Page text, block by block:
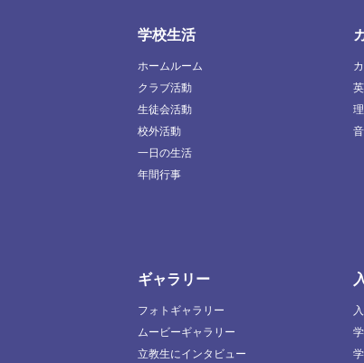
学校生活
ホームルーム
クラブ活動
生徒会活動
校外活動
一日の生活
年間行事
ギャラリー
フォトギャラリー
ムービーギャラリー
立教生にインタビュー